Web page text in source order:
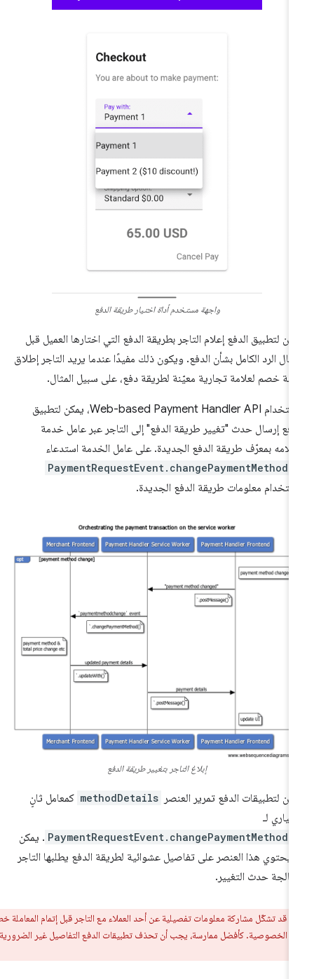
واجهة مستخدم أداة اختيار طريقة الدفع
لتطبيق الدفع إعلام التاجر بطريقة الدفع التي اختارها العميل قبل
الرد الكامل بشأن الدفع. ويكون ذلك مفيدًا عندما يريد التاجر إطلاق
خصم لعلامة تجارية معيّنة لطريقة دفع، على سبيل المثال.
باستخدام Web-based Payment Handler API، يمكن لتطبيق
إرسال حدث "تغيير طريقة الدفع" إلى التاجر عبر عامل خدمة
بمعرّف طريقة الدفع الجديدة. على عامل الخدمة استدعاء
معلومات طريقة الدفع الجديدة.
إبلاغ التاجر بتغيير طريقة الدفع
لتطبيقات الدفع تمرير العنصر methodDetails كمعامل ثانٍ
لـ
. يمكن
يحتوي هذا العنصر على تفاصيل عشوائية لطريقة الدفع يطلبها التاجر
حدث التغيير.
قد تشكّل مشاركة معلومات تفصيلية عن أحد العملاء مع التاجر قبل إتمام المعاملة خطرًا
الخصوصية. كأفضل ممارسة، يجب أن تحذف تطبيقات الدفع التفاصيل غير الضرورية قدر